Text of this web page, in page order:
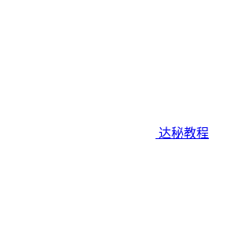
达秘教程